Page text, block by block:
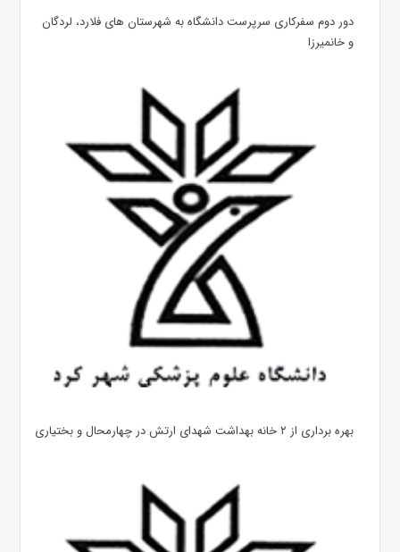
دور دوم سفرکاری سرپرست دانشگاه به شهرستان های فلارد، لردگان
و خانمیرزا
بهره ‌برداری از ۲ خانه بهداشت شهدای ارتش در چهارمحال و بختیاری